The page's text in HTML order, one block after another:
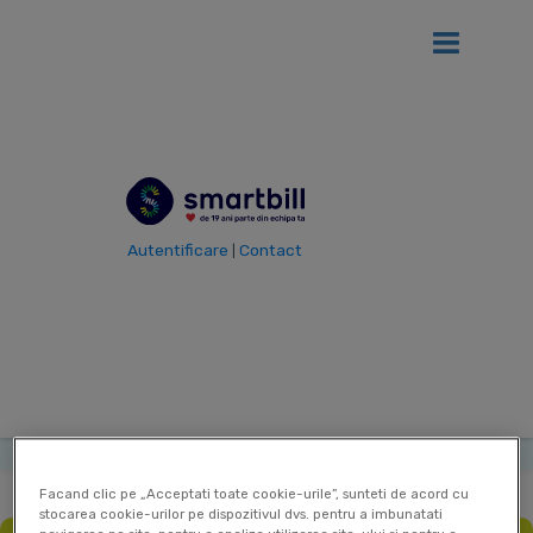
Autentificare |Contact
Vezi detalii
Facand clic pe „Acceptati toate cookie-urile”, sunteti de acord cu
stocarea cookie-urilor pe dispozitivul dvs. pentru a imbunatati